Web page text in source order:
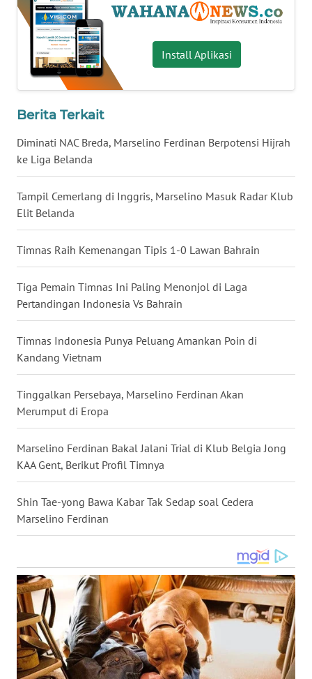
Install Aplikasi
Berita Terkait
Diminati NAC Breda, Marselino Ferdinan Berpotensi Hijrah
ke Liga Belanda
Tampil Cemerlang di Inggris, Marselino Masuk Radar Klub
Elit Belanda
Timnas Raih Kemenangan Tipis 1-0 Lawan Bahrain
Tiga Pemain Timnas Ini Paling Menonjol di Laga
Pertandingan Indonesia Vs Bahrain
Timnas Indonesia Punya Peluang Amankan Poin di
Kandang Vietnam
Tinggalkan Persebaya, Marselino Ferdinan Akan
Merumput di Eropa
Marselino Ferdinan Bakal Jalani Trial di Klub Belgia Jong
KAA Gent, Berikut Profil Timnya
Shin Tae-yong Bawa Kabar Tak Sedap soal Cedera
Marselino Ferdinan
WN
BABEL
WN
SUMBAR
WN
SUMSEL
WN
BENGKULU
WN
JATENG
NUSANTARA
JOGJA
JATIM
WN
BALI
WN
WN
KALTENG
WN
KALTARA